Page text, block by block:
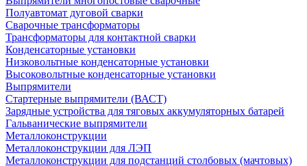
Полуавтомат дуговой сварки
Сварочные трансформаторы
Трансформаторы для контактной сварки
Конденсаторные установки
Низковольтные конденсаторные установки
Высоковольтные конденсаторные установки
Выпрямители
Стартерные выпрямители (ВАСТ)
Зарядные устройства для тяговых аккумуляторных батарей
Гальванические выпрямители
Металлоконструкции
Металлоконструкции для ЛЭП
Металлоконструкции для подстанций столбовых (мачтовых)